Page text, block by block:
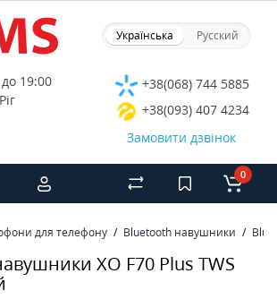
Українська Русский
19:00
+38(068) 744 5885
+38(093) 407 4234
Замовити дзвінок
0
для телефону Bluetooth навушники
XO F70 Plus TWS